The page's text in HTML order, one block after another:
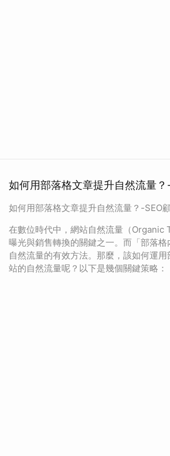
如何用部落格文章提升自然流量？
如何用部落格文章提升自然流量？-SEO
在數位時代中，網站自然流量（Organic
曝光與銷售轉換的關鍵之一。而「部落格
自然流量的有效方法。那麼，該如何運
站的自然流量呢？以下是幾個關鍵策略：